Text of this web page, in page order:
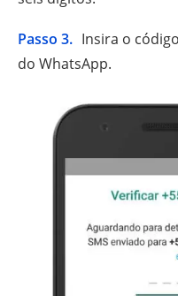
Passo 3. Insira o
do WhatsApp.